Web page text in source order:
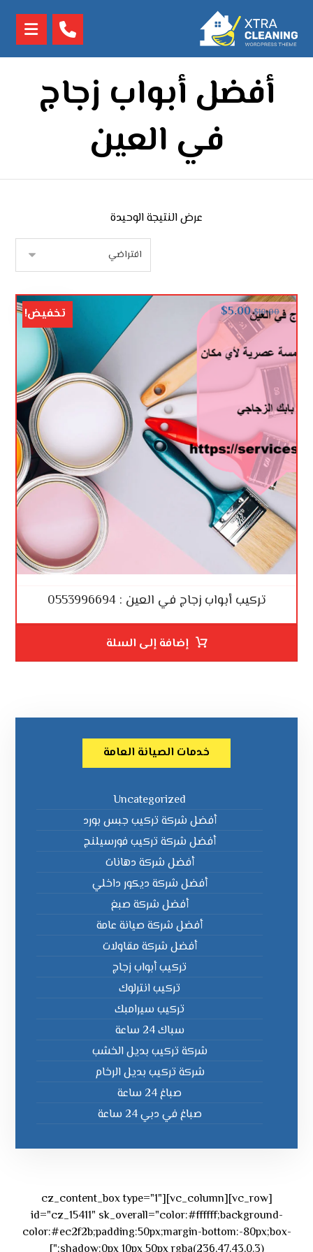
أفضل أبواب زجاج
في العين
عرض النتيجة الوحيدة
تركيب أبواب زجاج في العين : 0553996694
$10.00
$5.00 تخفيض!
إضافة إلى السلة
خدمات الصيانة العامة
Uncategorized
أفضل شركة تركيب جبس بورد
أفضل شركة تركيب فورسيلنج
أفضل شركة دهانات
أفضل شركة ديكور داخلي
أفضل شركة صبغ
أفضل شركة صيانة عامة
أفضل شركة مقاولات
تركيب أبواب زجاج
تركيب انترلوك
تركيب سيرامبك
سباك 24 ساعة
شركة تركيب بديل الخشب
شركة تركيب بديل الرخام
صباغ 24 ساعة
صباغ في دبي 24 ساعة
[vc_row][vc_column][cz_content_box type="1"
id="cz_15411" sk_overall="color:#ffffff;background-
color:#ec2f2b;padding:50px;margin-bottom:-80px;box-